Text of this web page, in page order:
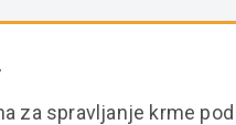
za spravljanje krme